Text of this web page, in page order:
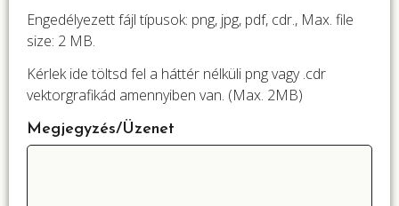
Engedélyezett fájl típusok: png, jpg, pdf, cdr., Max. file
size: 2 MB.
Kérlek ide töltsd fel a háttér nélküli png vagy .cdr
vektorgrafikád amennyiben van. (Max. 2MB)
Megjegyzés/Üzenet